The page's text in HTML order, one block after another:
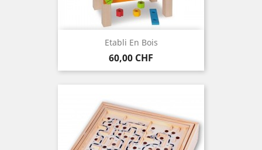
Etabli En Bois
Preis
60,00 CHF